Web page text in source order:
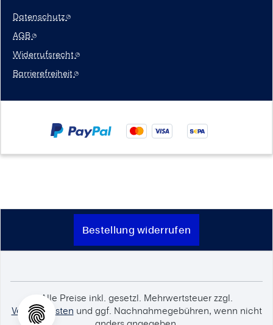
Datenschutz
AGB
Widerrufsrecht
Barrierefreiheit
Bestellung widerrufen
Alle Preise inkl. gesetzl. Mehrwertsteuer zzgl.
Versandkosten und ggf. Nachnahmegebühren, wenn nicht